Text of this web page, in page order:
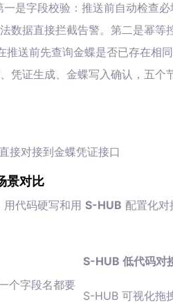
是字段校验：推送前自动检查
数据直接拦截告警。第二是幂等
推送前先查询金蝶是否已存在相
凭证生成、金蝶写入确认，五个
接对接到金蝶凭证接口
景对比
代码硬写和用 S-HUB 配置化
S-HUB 低代码对
个字段名都要
S-HUB 可视化拖